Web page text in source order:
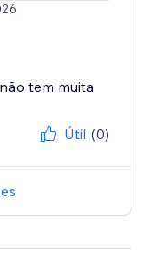
tem muita
Útil (0)